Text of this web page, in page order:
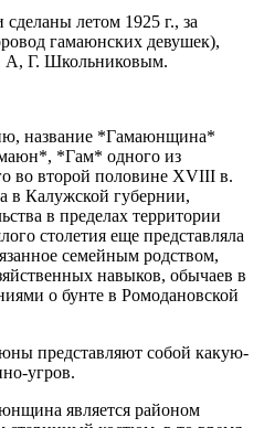
летом 1925 г., за
гамаюнских девушек),
А, Г. Школьниковым.
название *Гамаюнщина*
*Гам* одного из
во второй половине XVIII в.
в Калужской губернии,
в пределах территории
столетия еще представляла
семейным родством,
навыков, обычаев в
о бунте в Ромодановской
представляют собой какую-
угров.
является районом